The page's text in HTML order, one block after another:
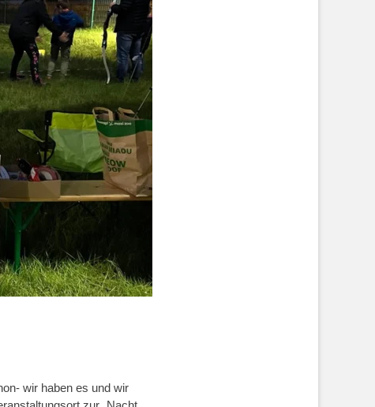
wir haben es und wir